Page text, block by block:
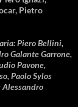
Pietro
Piero Bellini,
Galante Garrone,
Pavone,
Paolo Sylos
Alessandro